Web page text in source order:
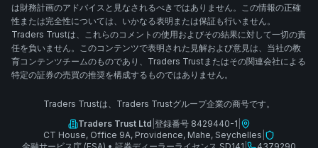
は財務計画のアドバイスと見なされるべきではありません。この情報の正確
性または完全性については、いかなる表明または保証も行いません。
Traders Trustは、これらのコメントの使用およびその結果に対して一切の責
任を負いません。このコンテンツで表明された見解および意見は、当社の教
育コンテンツチームのものであり、Traders Trustまたはその関連会社による
特定の証券の売買の推奨を構成するものではありません。
Traders Trustは、Traders Trustグループ企業の商号です。
Traders Trust Ltd 登録番号 8429440-1
CT House, Office 9A, Providence, Mahe, Seychelles